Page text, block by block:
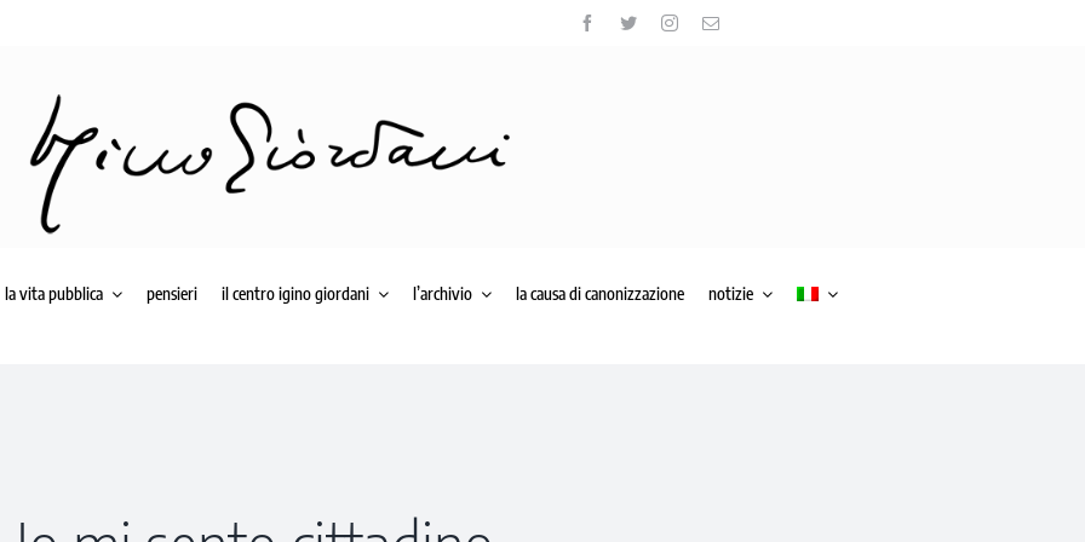
la vita pubblica pensieri il centro igino giordani l’archivio la causa di canonizzazione notizie